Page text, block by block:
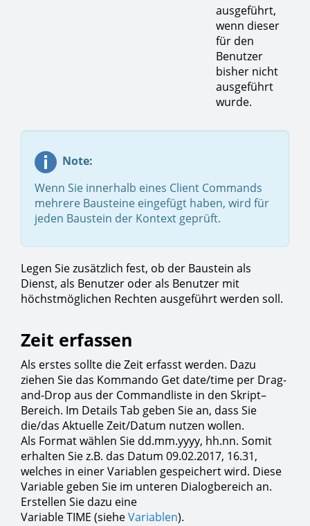
ausgeführt,
wenn dieser
für den
Benutzer
bisher nicht
ausgeführt
wurde.
Note:
Wenn Sie innerhalb eines Client Commands
mehrere Bausteine eingefügt haben, wird für
jeden Baustein der Kontext geprüft.
Legen Sie zusätzlich fest, ob der Baustein als
Dienst, als Benutzer oder als Benutzer mit
höchstmöglichen Rechten ausgeführt werden soll.
Zeit erfassen
Als erstes sollte die Zeit erfasst werden. Dazu
ziehen Sie das Kommando Get date/time per Drag-
and-Drop aus der Commandliste in den Skript–
Bereich. Im Details Tab geben Sie an, dass Sie
die/das Aktuelle Zeit/Datum nutzen wollen.
Als Format wählen Sie dd.mm.yyyy, hh.nn. Somit
erhalten Sie z.B. das Datum 09.02.2017, 16.31,
welches in einer Variablen gespeichert wird. Diese
Variable geben Sie im unteren Dialogbereich an.
Erstellen Sie dazu eine
Variable TIME (sieheVariablen).